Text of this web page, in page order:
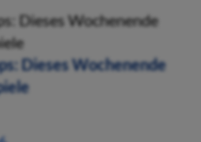
Dieses Wochenende
Dieses Wochenende